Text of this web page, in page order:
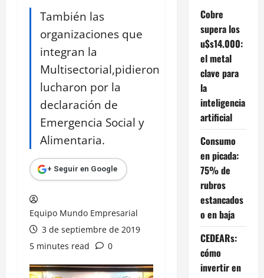
También las
organizaciones que
integran la
Multisectorial,pidieron
lucharon por la
declaración de
Emergencia Social y
Alimentaria.
+ Seguir en Google
Equipo Mundo Empresarial
3 de septiembre de 2019
5 minutes read
0
Cobre
supera los
u$s14.000:
el metal
clave para
la
inteligencia
artificial
Consumo
en picada:
75% de
rubros
estancados
o en baja
CEDEARs:
cómo
invertir en